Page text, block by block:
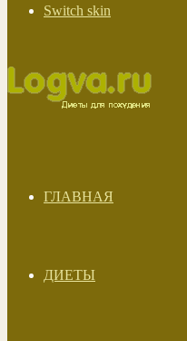
Switch skin
ГЛАВНАЯ
ДИЕТЫ